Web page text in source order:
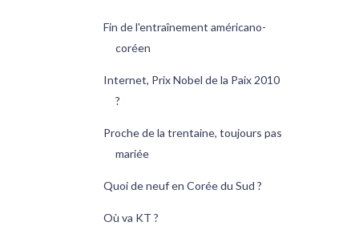
Fin de l'entraînement américano-
coréen
Internet, Prix Nobel de la Paix 2010
?
Proche de la trentaine, toujours pas
mariée
Quoi de neuf en Corée du Sud ?
Où va KT ?